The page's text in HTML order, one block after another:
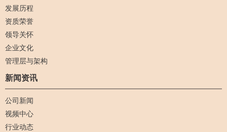
发展历程
资质荣誉
领导关怀
企业文化
管理层与架构
新闻资讯
公司新闻
视频中心
行业动态